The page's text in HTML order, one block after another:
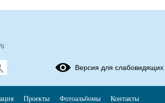
Версия для слабовидящих
Проекты Фотоальбомы Контакты